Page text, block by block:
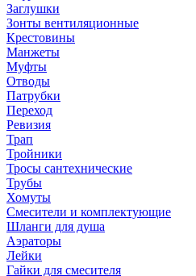
Заглушки
Зонты вентиляционные
Крестовины
Манжеты
Муфты
Отводы
Патрубки
Переход
Ревизия
Трап
Тройники
Тросы сантехнические
Трубы
Хомуты
Смесители и комплектующие
Шланги для душа
Аэраторы
Лейки
Гайки для смесителя